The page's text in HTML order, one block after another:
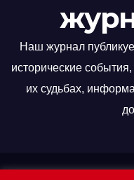
Наш журнал
исторические
их судьбах,